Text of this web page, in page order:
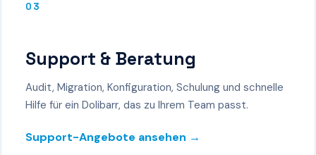
03
Support & Beratung
Audit, Migration, Konfiguration, Schulung und schnelle
Hilfe für ein Dolibarr, das zu Ihrem Team passt.
Support-Angebote ansehen →